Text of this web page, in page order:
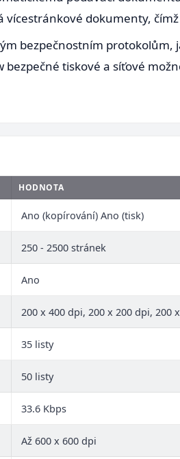
dokumenty,
bezpečnostním protokolům,
bezpečné tiskové a síťové
HODNOTA
Ano (kopírování) Ano (tisk)
250 - 2500 stránek
Ano
200 x 400 dpi, 200 x 200 dpi, 200
35 listy
50 listy
33.6 Kbps
Až 600 x 600 dpi